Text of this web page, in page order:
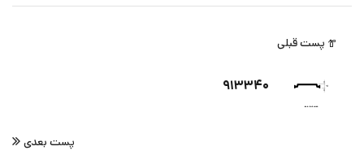
پست قبلی
۹۱۳۳۴۰
پست بعدی